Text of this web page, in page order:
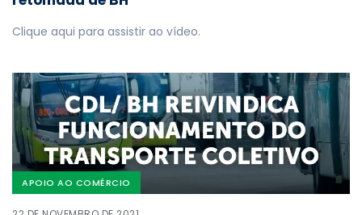
Clique aqui para assistir ao vídeo.
APOIO AO COMÉRCIO